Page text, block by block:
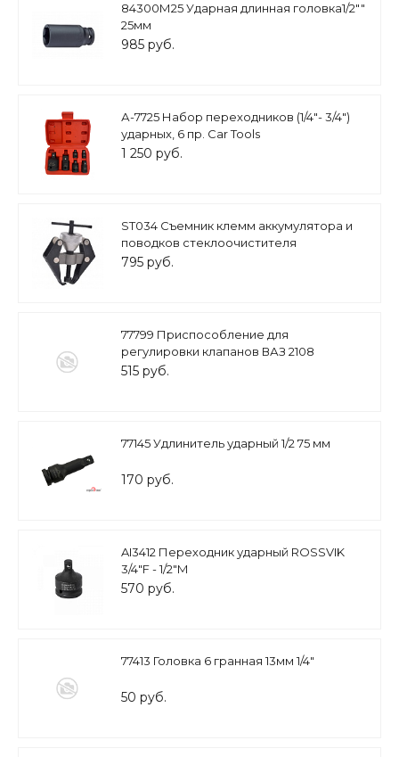
84300М25 Ударная длинная головка1/2""
25мм
985 руб.
А-7725 Набор переходников (1/4"- 3/4")
ударных, 6 пр. Car Tools
1 250 руб.
ST034 Съемник клемм аккумулятора и
поводков стеклоочистителя
795 руб.
77799 Приспособление для
регулировки клапанов ВАЗ 2108
515 руб.
77145 Удлинитель ударный 1/2 75 мм
170 руб.
AI3412 Переходник ударный ROSSVIK
3/4"F - 1/2"M
570 руб.
77413 Головка 6 гранная 13мм 1/4"
50 руб.